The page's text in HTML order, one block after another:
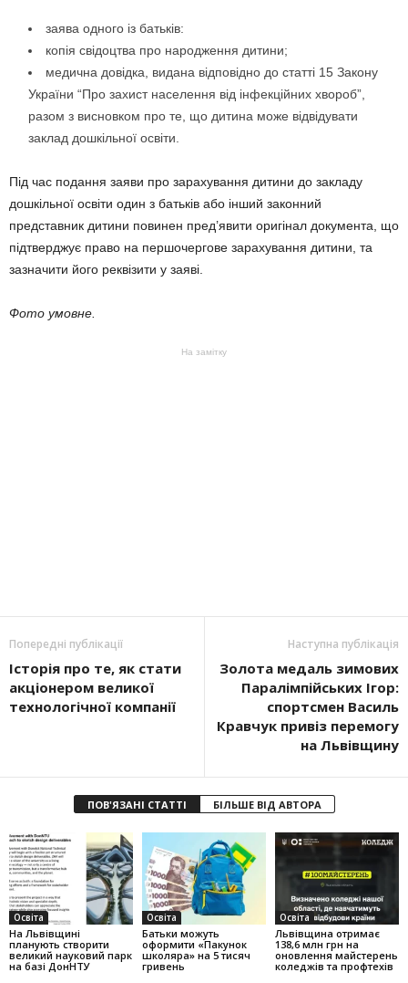
заява одного із батьків:
копія свідоцтва про народження дитини;
медична довідка, видана відповідно до статті 15 Закону
України “Про захист населення від інфекційних хвороб”,
разом з висновком про те, що дитина може відвідувати
заклад дошкільної освіти. ⠀
Під час подання заяви про зарахування дитини до закладу
дошкільної освіти один з батьків або інший законний
представник дитини повинен пред’явити оригінал документа, що
підтверджує право на першочергове зарахування дитини, та
зазначити його реквізити у заяві.
Фото умовне.
На замітку
Попередні публікації
Історія про те, як стати
акціонером великої
технологічної компанії
Наступна публікація
Золота медаль зимових
Паралімпійських Ігор:
спортсмен Василь
Кравчук привіз перемогу
на Львівщину
ПОВ'ЯЗАНІ СТАТТІ БІЛЬШЕ ВІД АВТОРА
Освіта
На Львівщині
планують створити
великий науковий парк
на базі ДонНТУ
Освіта
Батьки можуть
оформити «Пакунок
школяра» на 5 тисяч
гривень
Освіта
Львівщина отримає
138,6 млн грн на
оновлення майстерень
коледжів та профтехів